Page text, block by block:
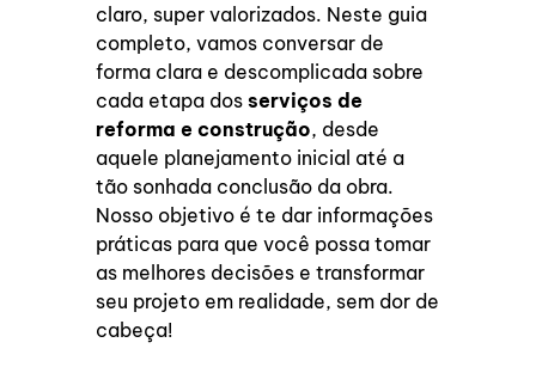
claro, super valorizados. Neste guia
completo, vamos conversar de
forma clara e descomplicada sobre
cada etapa dosserviços de
reforma e construção, desde
aquele planejamento inicial até a
tão sonhada conclusão da obra.
Nosso objetivo é te dar informações
práticas para que você possa tomar
as melhores decisões e transformar
seu projeto em realidade, sem dor de
cabeça!